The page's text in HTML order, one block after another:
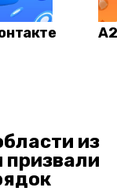
из
призвали